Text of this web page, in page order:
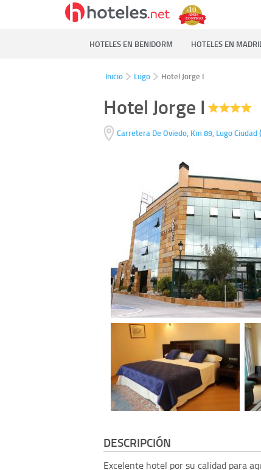
HOTELES EN BENIDORM HOTELES EN
Inicio Lugo Hotel Jorge I
Hotel Jorge I
Carretera De Oviedo, Km 89, Lugo Ciudad(
DESCRIPCIÓN
Excelente hotel por su calidad para